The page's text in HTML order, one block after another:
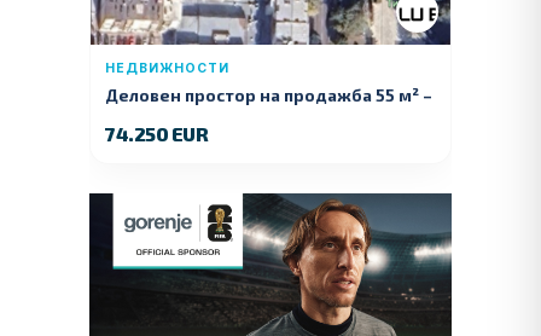
НЕДВИЖНОСТИ
Деловен простор на продажба 55 м² –
74.250 EUR